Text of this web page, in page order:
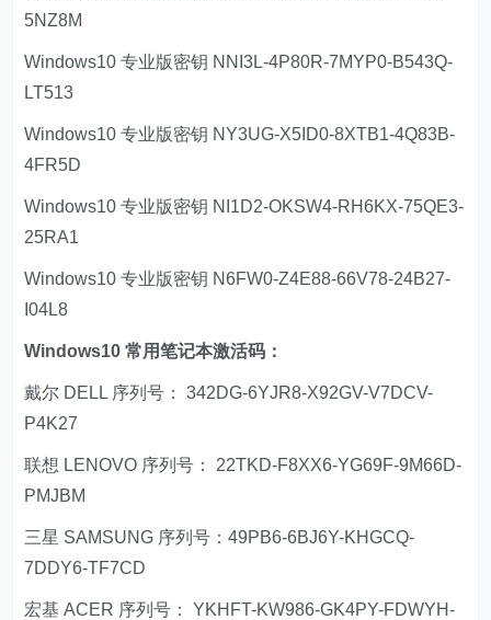
5NZ8M
Windows10 专业版密钥 NNI3L-4P80R-7MYP0-B543Q-
LT513
Windows10 专业版密钥 NY3UG-X5ID0-8XTB1-4Q83B-
4FR5D
Windows10 专业版密钥 NI1D2-OKSW4-RH6KX-75QE3-
25RA1
Windows10 专业版密钥 N6FW0-Z4E88-66V78-24B27-
I04L8
Windows10 常用笔记本激活码：
戴尔 DELL 序列号： 342DG-6YJR8-X92GV-V7DCV-
P4K27
联想 LENOVO 序列号： 22TKD-F8XX6-YG69F-9M66D-
PMJBM
三星 SAMSUNG 序列号：49PB6-6BJ6Y-KHGCQ-
7DDY6-TF7CD
宏基 ACER 序列号： YKHFT-KW986-GK4PY-FDWYH-